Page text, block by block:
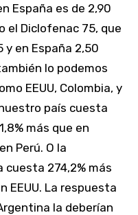
España es de 2,90
el Diclofenac 75, que
en España 2,50
lo podemos
EEUU, Colombia, y
país cuesta
más que en
Perú. O la
274,2% más
EEUU. La respuesta
la deberían